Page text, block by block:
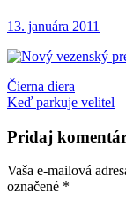
13. januára 2011
Navigácia
v
článku
Čierna diera
Keď parkuje velitel
Pridaj
Vaša e-mailová
označené *